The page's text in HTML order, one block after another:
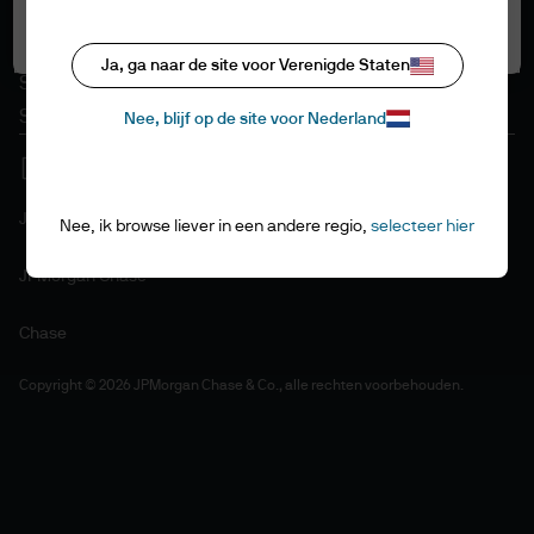
Toegankelijkheid
Sitemap
Stewardship als beleggers
J.P. Morgan
JPMorgan Chase
Chase
Copyright © 2026 JPMorgan Chase & Co., alle rechten voorbehouden.
Ja, ga naar de site voor Verenigde Staten
Nee, blijf op de site voor Nederland
Nee, ik browse liever in een andere regio, selecteer hier
Alle cookies accepteren